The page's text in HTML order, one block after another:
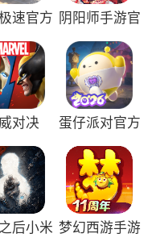
速官方 阴阳师手游官
对决
蛋仔派对官方
后小米 梦幻西游手游